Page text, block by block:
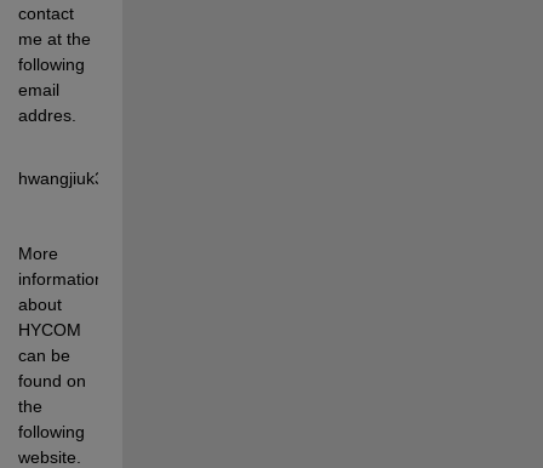
contact
me at the
following
email
addres.
hwangjiuk34@gmail.com
More
information
about
HYCOM
can be
found on
the
following
website.